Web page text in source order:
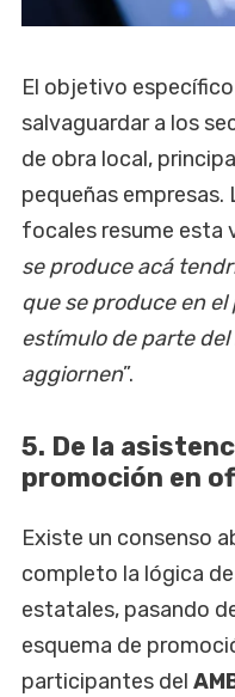
El objetivo
salvaguardar a los
de obra local,
pequeñas
focales resume esta
se produce acá
que se produce en
estímulo de parte del
aggiornen”.
5. De la
promoción en
Existe un consenso
completo la lógica
estatales, pasando
esquema de
participantes del